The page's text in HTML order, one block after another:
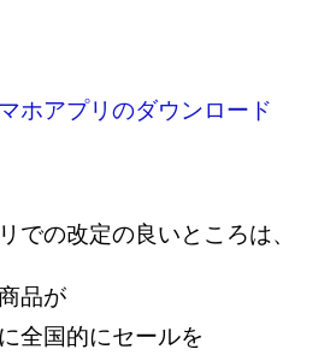
ホアプリのダウンロード
での改定の良いところは、
品が
全国的にセールを